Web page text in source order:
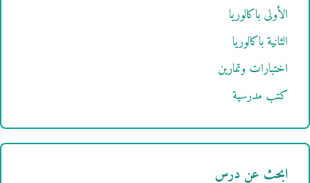
الأولى باكالوريا
الثانية باكالوريا
اختبارات وتمارين
كتب مدرسية
ابحث عن درس